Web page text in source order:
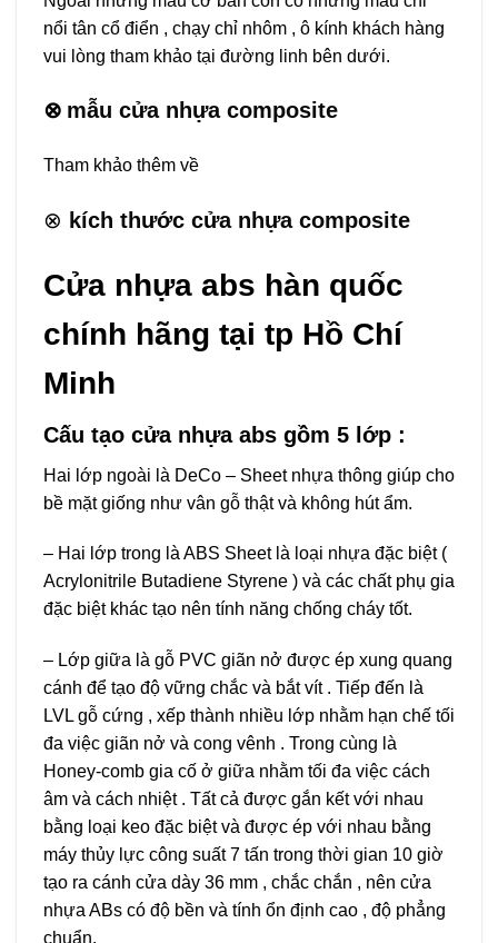
nổi tân cổ điển , chạy chỉ nhôm , ô kính khách hàng
vui lòng tham khảo tại đường linh bên dưới.
⊗ mẫu cửa nhựa composite
Tham khảo thêm về
⊗ kích thước cửa nhựa composite
Cửa nhựa abs hàn quốc
chính hãng tại tp Hồ Chí
Minh
Cấu tạo cửa nhựa abs gồm 5 lớp :
Hai lớp ngoài là DeCo – Sheet nhựa thông giúp cho
bề mặt giống như vân gỗ thật và không hút ẩm.
– Hai lớp trong là ABS Sheet là loại nhựa đặc biệt (
Acrylonitrile Butadiene Styrene ) và các chất phụ gia
đặc biệt khác tạo nên tính năng chống cháy tốt.
– Lớp giữa là gỗ PVC giãn nở được ép xung quang
cánh để tạo độ vững chắc và bắt vít . Tiếp đến là
LVL gỗ cứng , xếp thành nhiều lớp nhằm hạn chế tối
đa việc giãn nở và cong vênh . Trong cùng là
Honey-comb gia cố ở giữa nhằm tối đa việc cách
âm và cách nhiệt . Tất cả được gắn kết với nhau
bằng loại keo đặc biệt và được ép với nhau bằng
máy thủy lực công suất 7 tấn trong thời gian 10 giờ
tạo ra cánh cửa dày 36 mm , chắc chắn , nên cửa
nhựa ABs có độ bền và tính ổn định cao , độ phẳng
chuẩn.